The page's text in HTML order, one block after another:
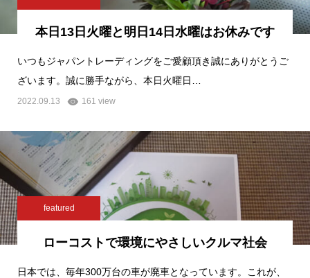
本日13日火曜と明日14日水曜はお休みです
いつもジャパントレーディングをご愛顧頂き誠にありがとうご
ざいます。誠に勝手ながら、本日火曜日…
2022.09.13 161 view
featured
ローコストで環境にやさしいクルマ社会
日本では、毎年300万台の車が廃車となっています。これが、